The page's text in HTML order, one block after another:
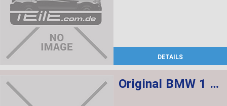
DETAILS
Original BMW 1 Serie F20 F21 2012-2018 Velours Fußmatten Matte Premium Set